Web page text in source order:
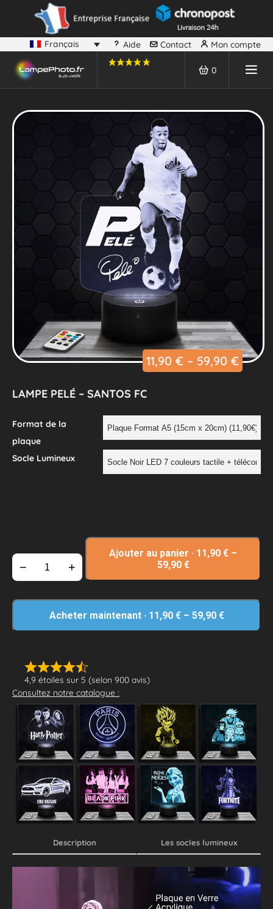
Français Aide Contact Mon compte
0
11,90 € – 59,90 €
LAMPE PELÉ – SANTOS FC
4,9 étoiles sur 5 (selon 900 avis)
Consultez notre catalogue :
Format de la
plaque
Socle Lumineux
− +
Ajouter au panier · 11,90 € –
59,90 €
Acheter maintenant · 11,90 €– 59,90 €
Description Les socles lumineux